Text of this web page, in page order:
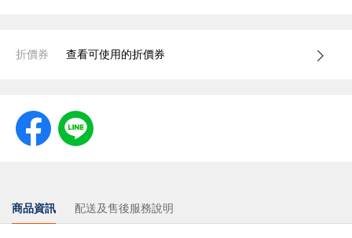
折價券 查看可使用的折價券
商品資訊 配送及售後服務說明